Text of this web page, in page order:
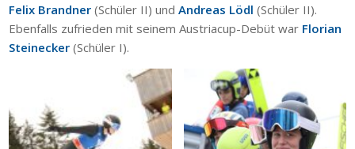
Felix Brandner (Schüler II) undAndreas Lödl (Schüler II).
Ebenfalls zufrieden mit seinem Austriacup-Debüt war Florian
Steinecker (Schüler I).